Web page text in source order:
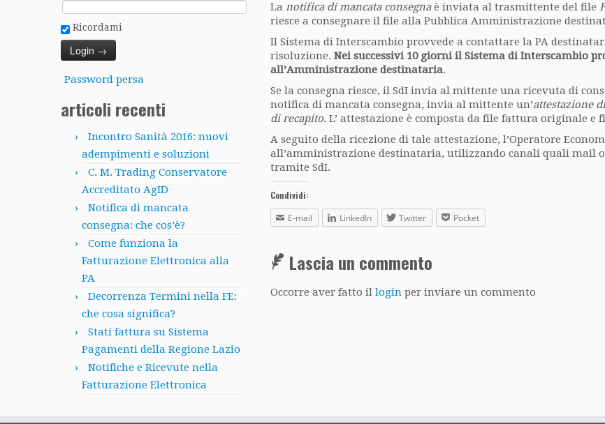
Ricordami
Password persa
articoli recenti
Incontro Sanità 2016: nuovi
adempimenti e soluzioni
C. M. Trading Conservatore
Accreditato AgID
Notifica di mancata
consegna: che cos’è?
Come funziona la
Fatturazione Elettronica alla
PA
Decorrenza Termini nella FE:
che cosa significa?
Stati fattura su Sistema
Pagamenti della Regione Lazio
Notifiche e Ricevute nella
Fatturazione Elettronica
La notifica di mancata consegnaè inviata al trasmittente del file
riesce a consegnare il file alla Pubblica Amministrazione
Il Sistema di Interscambio provvede a contattare la PA
risoluzione. Nei successivi 10 giorni il Sistema di Interscambio
all’Amministrazione destinataria.
Se la consegna riesce, il SdI invia al mittente una ricevuta di
notifica di mancata consegna, invia al mittente un’attestazione
di recapito. L’ attestazione è composta da file fattura originale
A seguito della ricezione di tale attestazione, l’Operatore
all’amministrazione destinataria, utilizzando canali quali mail
tramite SdI.
Condividi:
E-mail
LinkedIn Twitter Pocket
Lascia un commento
Occorre aver fatto il login per inviare un commento